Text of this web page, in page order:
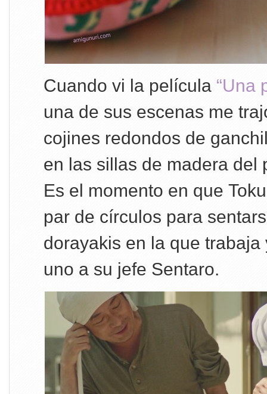
Cuando vi la película “Una
una de sus escenas me
cojines redondos de
en las sillas de madera del
Es el momento en que
par de círculos para
dorayakis en la que
uno a su jefe Sentaro.